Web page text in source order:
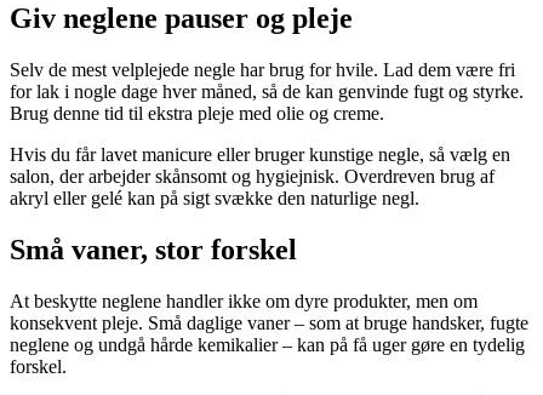
Giv neglene pauser og pleje
Selv de mest velplejede negle har brug for hvile. Lad dem være fri
for lak i nogle dage hver måned, så de kan genvinde fugt og styrke.
Brug denne tid til ekstra pleje med olie og creme.
Hvis du får lavet manicure eller bruger kunstige negle, så vælg en
salon, der arbejder skånsomt og hygiejnisk. Overdreven brug af
akryl eller gelé kan på sigt svække den naturlige negl.
Små vaner, stor forskel
At beskytte neglene handler ikke om dyre produkter, men om
konsekvent pleje. Små daglige vaner – som at bruge handsker, fugte
neglene og undgå hårde kemikalier – kan på få uger gøre en tydelig
forskel.